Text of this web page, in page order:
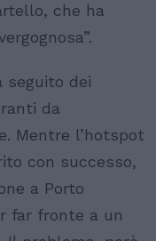
che ha
seguito dei
da
Mentre l’hotspot
con successo,
a Porto
far fronte a un